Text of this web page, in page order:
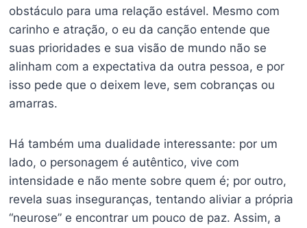
obstáculo para uma relação estável. Mesmo com
carinho e atração, o eu da canção entende que
suas prioridades e sua visão de mundo não se
alinham com a expectativa da outra pessoa, e por
isso pede que o deixem leve, sem cobranças ou
amarras.
Há também uma dualidade interessante: por um
lado, o personagem é autêntico, vive com
intensidade e não mente sobre quem é; por outro,
revela suas inseguranças, tentando aliviar a própria
“neurose” e encontrar um pouco de paz. Assim, a